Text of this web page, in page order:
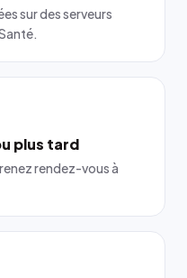
sur des serveurs
plus tard
rendez-vous à